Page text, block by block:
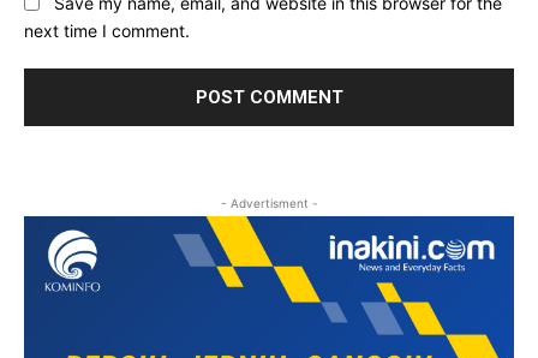
next time I comment.
- Advertisment -